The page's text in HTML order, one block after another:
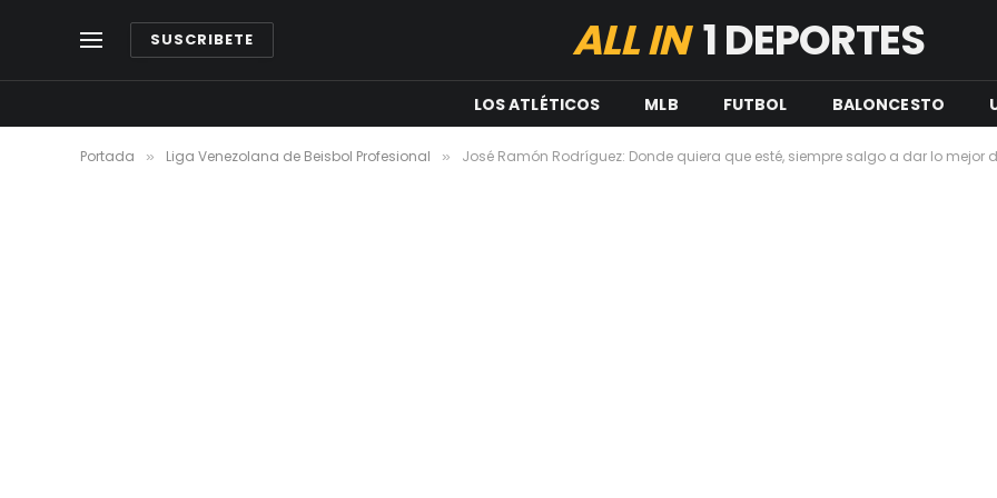
SUSCRIBETE ALL IN1 DEPORTES
LOS ATLÉTICOS MLB FUTBOL BALONCESTO
Portada » Liga Venezolana de Beisbol Profesional » José Ramón Rodríguez: Donde quiera que esté, siempre salgo a dar lo mejor